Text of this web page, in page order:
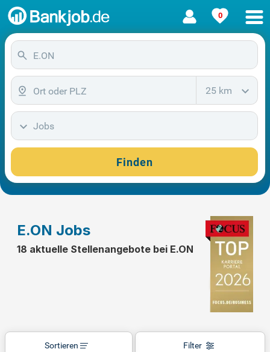
0
25 km
Jobs
Finden
E.ON Jobs
18 aktuelle Stellenangebote bei E.ON
Filter
Sortieren